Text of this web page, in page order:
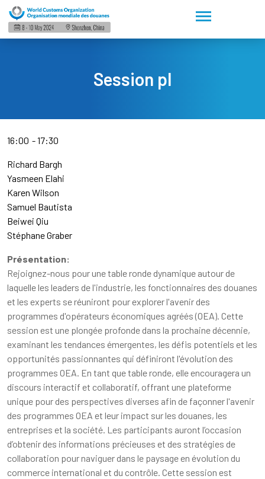
Session pl
16:00 17:30
Richard Bargh
Yasmeen Elahi
Karen Wilson
Samuel Bautista
Beiwei Qiu
Stéphane Graber
Présentation:
Rejoignez-nous pour une table ronde dynamique autour de
laquelle les leaders de l'industrie, les fonctionnaires des douanes
et les experts se réuniront pour explorer l'avenir des
programmes d'opérateurs économiques agréés (OEA). Cette
session est une plongée profonde dans la prochaine décennie,
examinant les tendances émergentes, les défis potentiels et les
opportunités passionnantes qui définiront l'évolution des
programmes OEA. En tant que table ronde, elle encouragera un
discours interactif et collaboratif, offrant une plateforme
unique pour des perspectives diverses afin de façonner l'avenir
des programmes OEA et leur impact sur les douanes, les
entreprises et la société. Les participants auront l’occasion
d’obtenir des informations précieuses et des stratégies de
collaboration pour naviguer dans le paysage en évolution du
commerce international et du contrôle. Cette session est